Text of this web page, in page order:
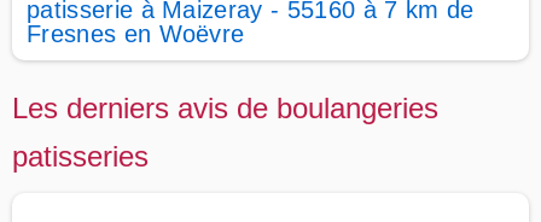
patisserie à Maizeray - 55160 à 7 km de
Fresnes en Woëvre
Les derniers avis de boulangeries
patisseries